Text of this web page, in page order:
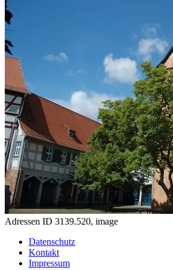
Adressen ID 3139.520, image
Datenschutz
Kontakt
Impressum